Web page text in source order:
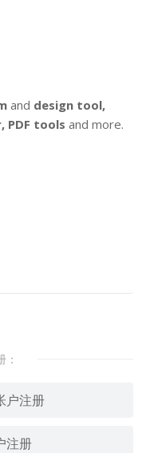
and design tool,
PDF tools and more.
户注册
注册